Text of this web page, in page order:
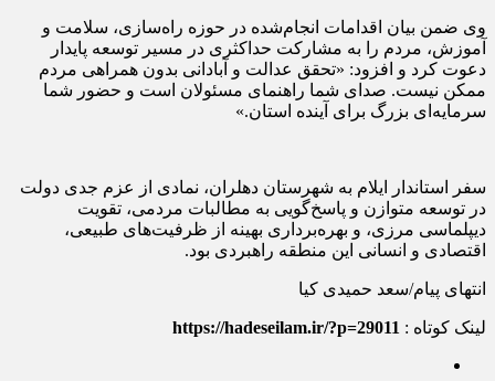
وی ضمن بیان اقدامات انجام‌شده در حوزه راه‌سازی، سلامت و
آموزش، مردم را به مشارکت حداکثری در مسیر توسعه پایدار
دعوت کرد و افزود: «تحقق عدالت و آبادانی بدون همراهی مردم
ممکن نیست. صدای شما راهنمای مسئولان است و حضور شما
سرمایه‌ای بزرگ برای آینده استان.»
سفر استاندار ایلام به شهرستان دهلران، نمادی از عزم جدی دولت
در توسعه متوازن و پاسخ‌گویی به مطالبات مردمی، تقویت
دیپلماسی مرزی، و بهره‌برداری بهینه از ظرفیت‌های طبیعی،
اقتصادی و انسانی این منطقه راهبردی بود.
انتهای پیام/سعد حمیدی کیا
لینک کوتاه : https://hadeseilam.ir/?p=29011